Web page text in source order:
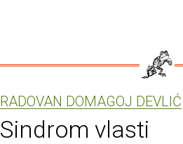
RADOVAN DOMAGOJ DEVLIĆ
Sindrom vlasti